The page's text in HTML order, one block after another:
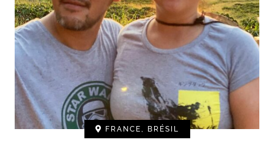
FRANCE, BRÉSIL